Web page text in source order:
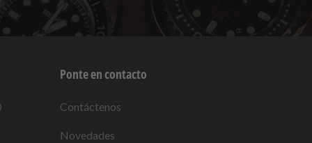
Ponte en contacto
Contáctenos
Novedades